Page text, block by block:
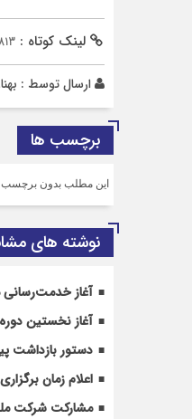
لینک کوتاه :
ارسال توسط :
برچسب ها
این مطلب بدون برچسب
نوشته های
آغاز
آغاز نخستین
دستور بازداشت پیمانکار پروژه ۴۸ واحدی
اعلام زمان
مشارکت شرکت